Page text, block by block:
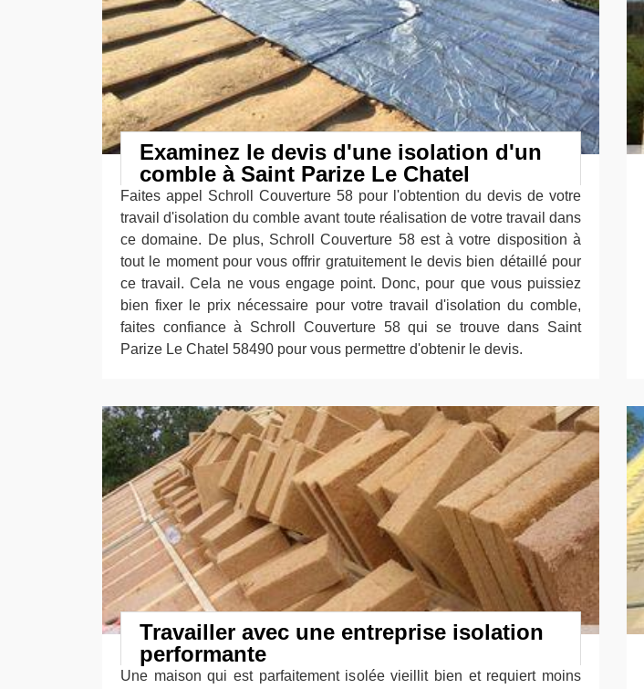
Examinez le devis d'une isolation d'un
comble à Saint Parize Le Chatel
Faites appel Schroll Couverture 58 pour l'obtention du devis de votre
travail d'isolation du comble avant toute réalisation de votre travail dans
ce domaine. De plus, Schroll Couverture 58 est à votre disposition à
tout le moment pour vous offrir gratuitement le devis bien détaillé pour
ce travail. Cela ne vous engage point. Donc, pour que vous puissiez
bien fixer le prix nécessaire pour votre travail d'isolation du comble,
faites confiance à Schroll Couverture 58 qui se trouve dans Saint
Parize Le Chatel 58490 pour vous permettre d'obtenir le devis.
Travailler avec une entreprise isolation
performante
Une maison qui est parfaitement isolée vieillit bien et requiert moins